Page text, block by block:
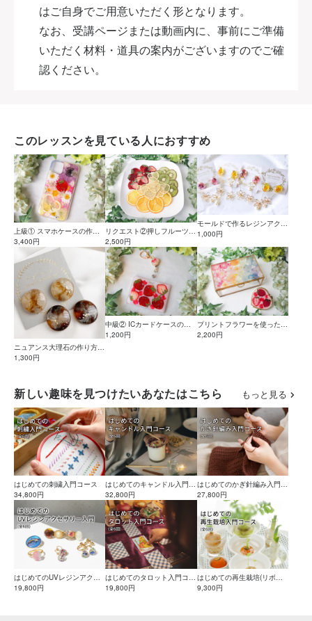
はご自身でご用意いただく形となります。
なお、受講ページまたは動画内に、事前にご準備
いただく材料・道具の案内がございますのでご確
認ください。
このレッスンを見ている人におすすめ
上級① スマホケースの作り
方
3,400円
リクエスト②押しフルーツの
作り方
2,500円
モールドで作るレジンアクセ
サリーの作り方
1,000円
ニュアンス大理石の作り方
【レジンaccessory】
1,300円
中級② ICカードケースの作
り方
1,200円
プリントフラワーを使ったミ
ラー＆ジュエリーBOXの作
2,200円
新しい趣味を見つけたいあなたはこちら もっと見る
はじめての刺繍入門コース
34,800円
はじめてのキャンドル入門コ
ース
32,800円
はじめてのかぎ針編み入門コ
ース
27,800円
はじめてのUVレジンアクセ
サリー入門コース
19,800円
はじめてのタロット入門コー
ス
19,800円
はじめての再生栽培(リボベ
ジ)入門コース
9,300円